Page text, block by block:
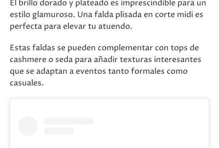
El brillo dorado y plateado es imprescindible para un
estilo glamuroso. Una falda plisada en corte midi es
perfecta para elevar tu atuendo.
Estas faldas se pueden complementar con tops de
cashmere o seda para añadir texturas interesantes
que se adaptan a eventos tanto formales como
casuales​.